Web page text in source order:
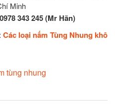
Minh
343 245 (Mr Hãn)
Các loại nấm Tùng Nhung khô
tùng nhung